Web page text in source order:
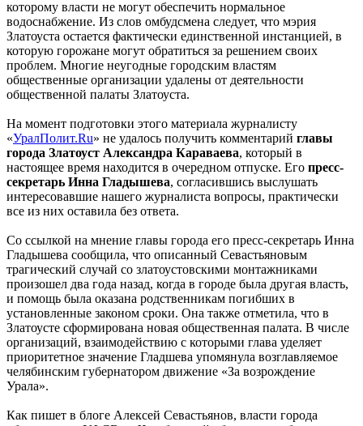
которому власти не могут обеспечить нормальное
водоснабжение. Из слов омбудсмена следует, что мэрия
Златоуста остается фактически единственной инстанцией, в
которую горожане могут обратиться за решением своих
проблем. Многие неугодные городским властям
общественные организации удалены от деятельности
общественной палаты Златоуста.
На момент подготовки этого материала журналисту
«УралПолит.Ru» не удалось получить комментарий главы
города Златоуст Александра Караваева, который в
настоящее время находится в очередном отпуске. Его пресс-
секретарь Инна Гладышева, согласившись выслушать
интересовавшие нашего журналиста вопросы, практически
все из них оставила без ответа.
Со ссылкой на мнение главы города его пресс-секретарь Инна
Гладышева сообщила, что описанный Севастьяновым
трагический случай со златоустовскими монтажниками
произошел два года назад, когда в городе была другая власть,
и помощь была оказана родственникам погибших в
установленные законом сроки. Она также отметила, что в
Златоусте сформирована новая общественная палата. В числе
организаций, взаимодействию с которыми глава уделяет
приоритетное значение Гладшева упомянула возглавляемое
челябинским губернатором движение «За возрождение
Урала».
Как пишет в блоге Алексей Севастьянов, власти города